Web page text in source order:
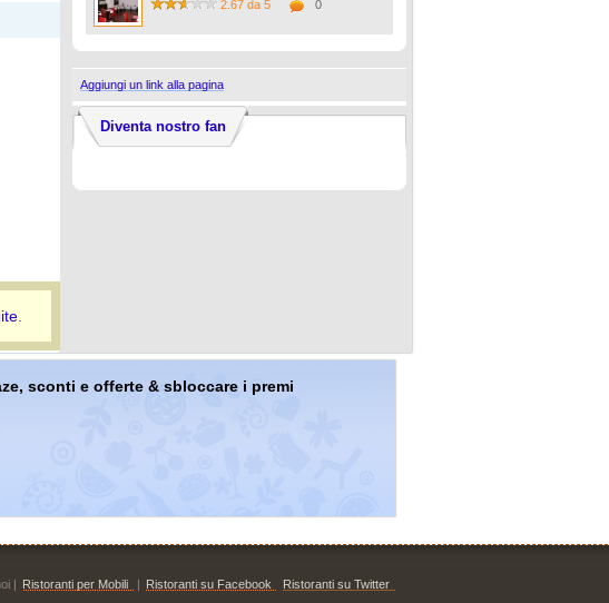
.
2.67 da 5
0
Aggiungi un link alla pagina
Diventa nostro fan
sconti e offerte & sbloccare i premi
| Ristoranti per Mobili | Ristoranti su Facebook
Ristoranti su Twitter